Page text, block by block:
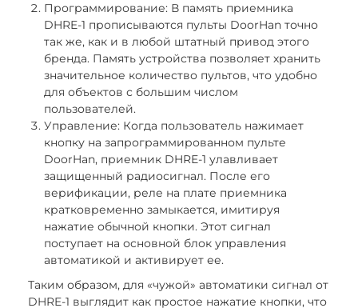
Программирование: В память приемника
DHRE-1 прописываются пульты DoorHan точно
так же, как и в любой штатный привод этого
бренда. Память устройства позволяет хранить
значительное количество пультов, что удобно
для объектов с большим числом
пользователей.
Управление: Когда пользователь нажимает
кнопку на запрограммированном пульте
DoorHan, приемник DHRE-1 улавливает
защищенный радиосигнал. После его
верификации, реле на плате приемника
кратковременно замыкается, имитируя
нажатие обычной кнопки. Этот сигнал
поступает на основной блок управления
автоматикой и активирует ее.
Таким образом, для «чужой» автоматики сигнал от
DHRE-1 выглядит как простое нажатие кнопки, что